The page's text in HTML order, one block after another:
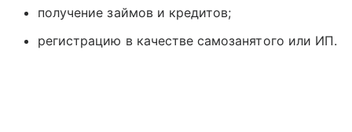
получение займов и кредитов;
регистрацию в качестве самозанятого или ИП.